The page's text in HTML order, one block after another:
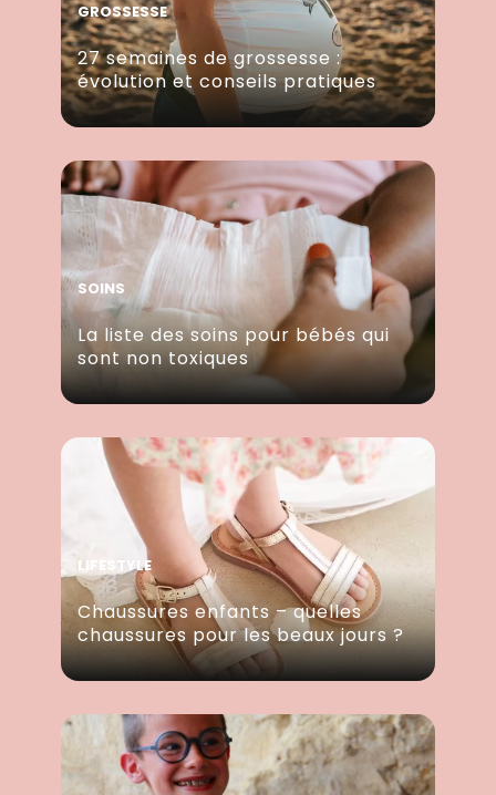
GROSSESSE
27 semaines de grossesse :
évolution et conseils pratiques
SOINS
La liste des soins pour bébés qui
sont non toxiques
LIFESTYLE
Chaussures enfants – quelles
chaussures pour les beaux jours ?